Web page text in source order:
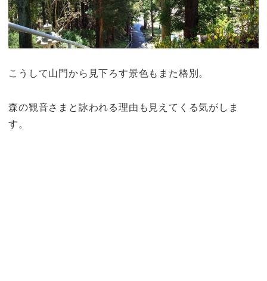
こうして山門から見下ろす景色もまた格別。
森の観音さまと詠われる理由も見えてくる気がしま
す。